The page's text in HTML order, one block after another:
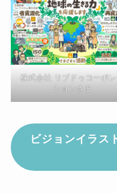
株式会社 リブドゥコーポ
ションさま
ビジョンイラス